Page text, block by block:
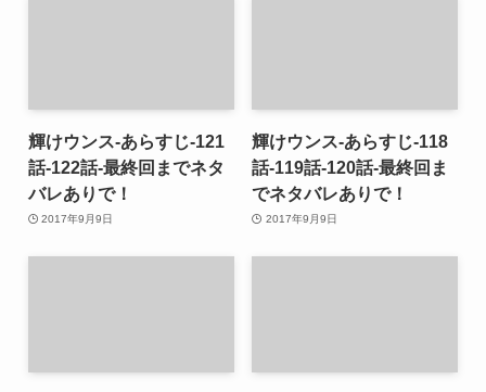
輝けウンス-あらすじ-121
話-122話-最終回までネタ
バレありで！
2017年9月9日
輝けウンス-あらすじ-118
話-119話-120話-最終回ま
でネタバレありで！
2017年9月9日